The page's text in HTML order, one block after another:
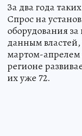
За два года
Спрос на
оборудования
данным
мартом-апрелем
регионе
их уже 72.